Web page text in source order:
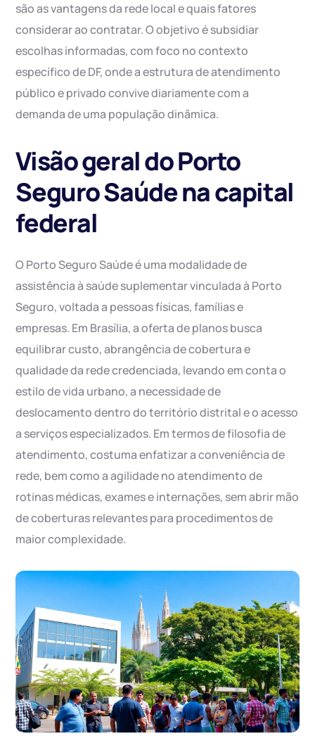
são as vantagens da rede local e quais fatores
considerar ao contratar. O objetivo é subsidiar
escolhas informadas, com foco no contexto
específico de DF, onde a estrutura de atendimento
público e privado convive diariamente com a
demanda de uma população dinâmica.
Visão geral do Porto
Seguro Saúde na capital
federal
O Porto Seguro Saúde é uma modalidade de
assistência à saúde suplementar vinculada à Porto
Seguro, voltada a pessoas físicas, famílias e
empresas. Em Brasília, a oferta de planos busca
equilibrar custo, abrangência de cobertura e
qualidade da rede credenciada, levando em conta o
estilo de vida urbano, a necessidade de
deslocamento dentro do território distrital e o acesso
a serviços especializados. Em termos de filosofia de
atendimento, costuma enfatizar a conveniência de
rede, bem como a agilidade no atendimento de
rotinas médicas, exames e internações, sem abrir mão
de coberturas relevantes para procedimentos de
maior complexidade.